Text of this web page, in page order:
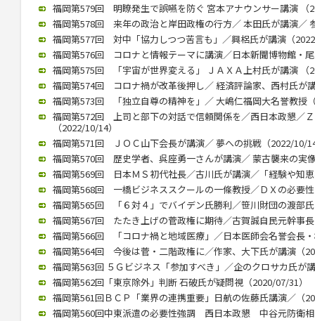
福岡第579回 明瞭発生で誤嚥を防ぐ 宮本アナウンサー講演 （
福岡第578回 来年の政治と岸田政権の行方／ 本田氏が講演／
福岡第577回 対中「協力しつつ苦言も」／興梠氏が講演（
福岡第576回 コロナと情報テーマに講演／日本新聞博物館・
福岡第575回 「宇宙が世界変える」 ＪＡＸＡ上村氏が講演 （
福岡第574回 コロナ禍が改革後押し／ 経済評論家、西村氏が
福岡第573回 「独立自尊の精神を」／ 大嶋仁福岡大名誉教授
福岡第572回 上司と部下の対話で信頼関係を／西日本政懇／
（2022/10/14）
福岡第571回 ＪＯＣ山下会長が講演／ 夢への挑戦（2022/10/
福岡第570回 歴史学者、呉座勇一さんが講演／ 蒙古襲来の実
福岡第569回 日本ＭＳ初代社長／古川氏が講演／「経験や知
福岡第568回 一橋ビジネススクールの一條教授／ＤＸの必要
福岡第565回 「６対４」でバイデン氏勝利／笹川財団の渡部
福岡第567回 たたき上げの菅政権に期待／古賀誠自民元幹事
福岡第566回 「コロナ禍と地域医療」／日本医師会名誉会長
福岡第564回 今後は菅・二階政権に／作家、大下氏が講演（
福岡第563回 ５Ｇビジネス「参加すべき」／企のクロサカ氏が
福岡第562回「東京除外」判断 石破氏が疑問視（2020/07/31）
福岡第561回ＢＣＰ「業界の連携重要」日航の佐藤氏講演／（
福岡第560回中東派遣の必要性強調 西日本政懇 中谷元防衛